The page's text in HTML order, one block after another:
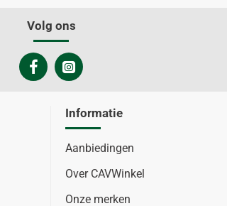
Volg ons
Informatie
Aanbiedingen
Over CAVWinkel
Onze merken